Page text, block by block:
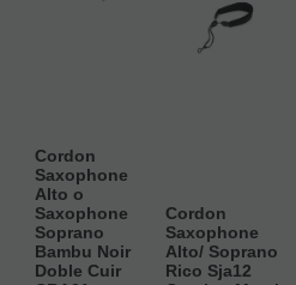
Cordon
Saxophone
Alto o
Saxophone
Soprano
Bambu Noir
Doble Cuir
Cordon
Saxophone
Alto/ Soprano
Rico Sja12